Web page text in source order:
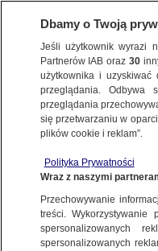
BIZNES
ZE ŚWIATA
polityków. "Na
żeby się najeść"
15.10.2023, 10:12
Dbamy o Twoją
Jeśli użytkownik wyrazi
Partnerów IAB oraz30
użytkownika i
przeglądania. Odbywa
przeglądania
się przetwarzaniu w
plików cookie i reklam”.
Polityka Prywatności
Wraz z naszymi
Przechowywanie
treści.
spersonalizowanych
spersonalizowanych